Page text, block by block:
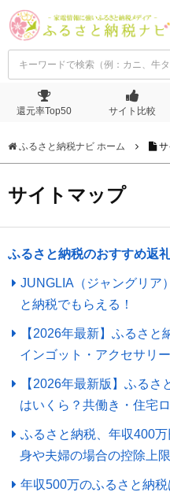
還元率Top50 サイト比較
ふるさと納税ナビ ホーム
サイトマップ
ふるさと納税のおすすめ返
JUNGLIA（ジャングリア
と納税でもらえる！
【2026年最新】ふるさと
インゴット・アクセサリ
【2026年最新版】ふる
はいくら？共働き・住宅
ふるさと納税、年収400
身や夫婦の場合の控除上
年収500万のふるさと納